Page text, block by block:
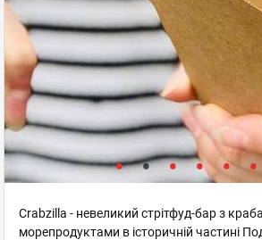
Crabzilla - невеликий стрітфуд-бар з
морепродуктами в історичній частині